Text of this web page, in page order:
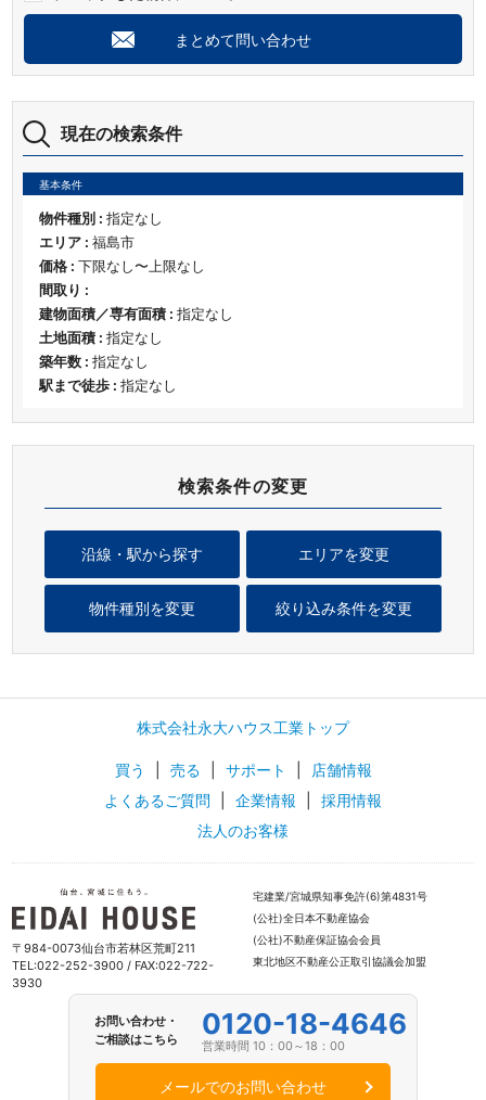
検索条件の変更
エリアを変更
沿線・駅から探す
物件種別を変更 絞り込み条件を変更
現在の検索条件
基本条件
物件種別 : 指定なし
エリア : 福島市
価格 : 下限なし〜上限なし
間取り :
建物面積／専有面積 : 指定なし
土地面積 : 指定なし
築年数 : 指定なし
駅まで徒歩 : 指定なし
まとめて問い合わせ
株式会社永大ハウス工業トップ
買う 売る サポート
店舗情報
よくあるご質問
企業情報
採用情報
法人のお客様
〒984-0073仙台市若林区荒町211
TEL:022-252-3900 / FAX:022-722-
3930
宅建業/宮城県知事免許(6)第4831号
(公社)全日本不動産協会
(公社)不動産保証協会会員
東北地区不動産公正取引協議会加盟
お問い合わせ・
ご相談はこちら
0120-18-4646
営業時間 10：00～18：00
メールでのお問い合わせ